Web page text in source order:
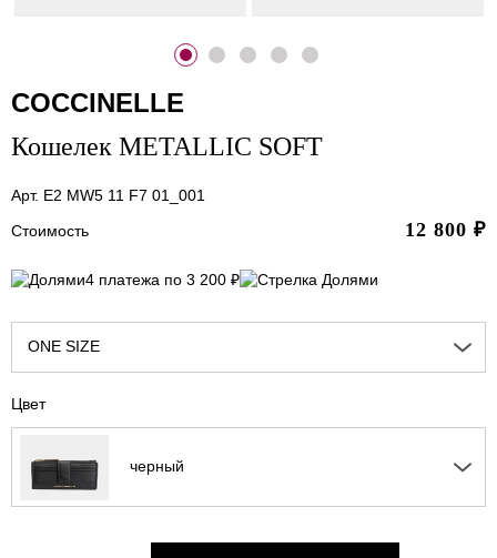
COCCINELLE
Кошелек METALLIC SOFT
Арт. E2 MW5 11 F7 01_001
Стоимость
12 800 ₽
4 платежа по 3 200 ₽
ONE SIZE
Цвет
черный